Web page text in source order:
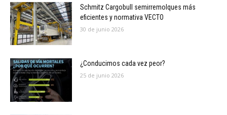
Schmitz Cargobull semirremolques más
eficientes y normativa VECTO
30 de junio 2026
¿Conducimos cada vez peor?
25 de junio 2026